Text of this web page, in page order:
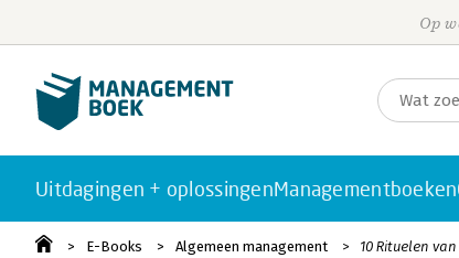
Op
Uitdagingen + oplossingenManagementboeken
E-Books Algemeen management 10 Rituelen